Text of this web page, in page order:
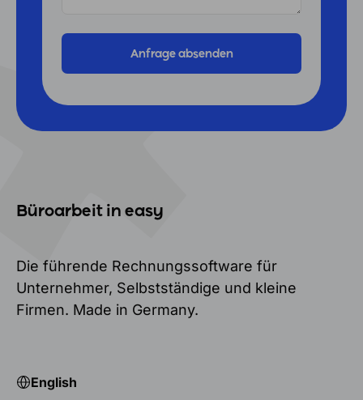
Büroarbeit in easy
Die führende Rechnungssoftware für
Unternehmer, Selbstständige und kleine
Firmen. Made in Germany.
English